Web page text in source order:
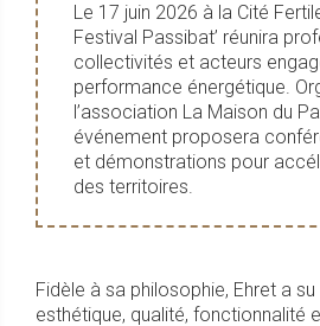
Le 17 juin 2026 à la Cité
Festival Passibat’ réunira
collectivités et acteurs
performance énergétique.
l’association La Maison du
événement proposera
et démonstrations pour
des territoires.
Fidèle à sa philosophie, Ehret a
esthétique, qualité, fonctionnalité